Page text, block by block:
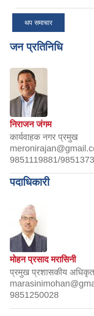
थप समाचार
जन प्रतिनिधि
निराजन जंगम
कार्यवाहक नगर प्रमुख
9851119881/
पदाधिकारी
मोहन प्रसाद मरासिनी
प्रमुख प्रशासकीय अधिकृत
9851250028